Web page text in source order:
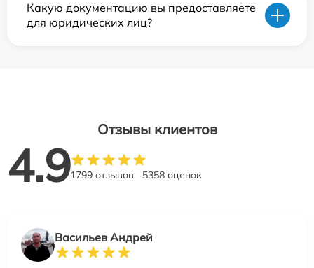
Какую документацию вы предоставляете
для юридических лиц?
Отзывы клиентов
4.91799 отзывов 5358 оценок
Васильев Андрей